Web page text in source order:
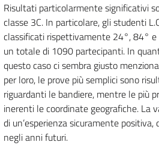
Risultati particolarmente significativi
classe 3C. In particolare, gli studenti
classificati rispettivamente 24°, 84°
un totale di 1090 partecipanti. In
questo caso ci sembra giusto
per loro, le prove più semplici sono
riguardanti le bandiere, mentre le più
inerenti le coordinate geografiche. La
di un’esperienza sicuramente positiva,
negli anni futuri.